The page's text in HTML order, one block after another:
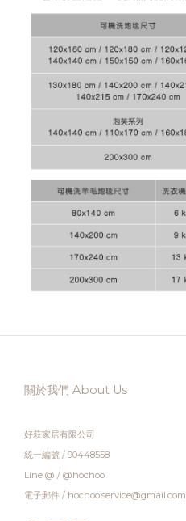
關於我們 About Us
好萩家居有限公司
統一編號 / 90448558
Line @ / @hochoo
電子郵件 / hochoo.service@gmail.com